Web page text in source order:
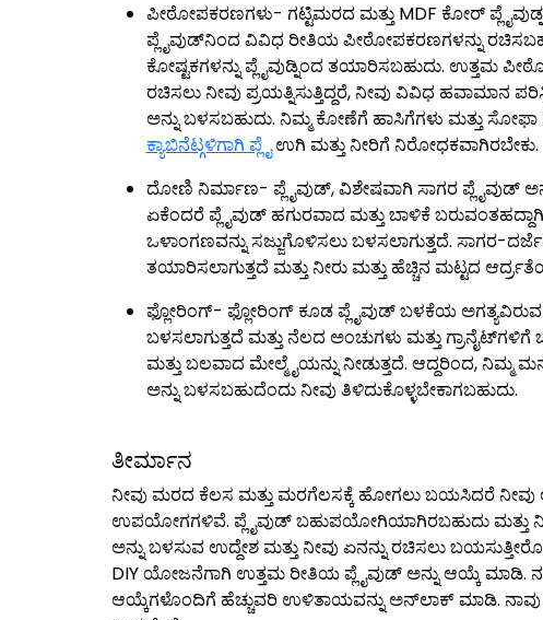
ಪೀಠೋಪಕರಣಗಳು- ಗಟ್ಟಿಮರದ ಮತ್ತು MDF ಕೋರ್
ಪ್ಲೈವುಡ್‌ನಿಂದ ವಿವಿಧ ರೀತಿಯ ಪೀಠೋಪಕರಣಗಳನ್ನು
ಕೋಷ್ಟಕಗಳನ್ನು ಪ್ಲೈವುಡ್ನಿಂದ ತಯಾರಿಸಬಹುದು. ಉತ್ತಮ
ರಚಿಸಲು ನೀವು ಪ್ರಯತ್ನಿಸುತ್ತಿದ್ದರೆ, ನೀವು ವಿವಿಧ ಹವಾಮಾನ
ಅನ್ನು ಬಳಸಬಹುದು. ನಿಮ್ಮ ಕೋಣೆಗೆ ಹಾಸಿಗೆಗಳು ಮತ್ತು
ಕ್ಯಾಬಿನೆಟ್ಗಳಿಗಾಗಿ ಪ್ಲೈಉಗಿ ಮತ್ತು ನೀರಿಗೆ ನಿರೋಧಕವಾಗಿರಬೇಕು.
ದೋಣಿ ನಿರ್ಮಾಣ- ಪ್ಲೈವುಡ್, ವಿಶೇಷವಾಗಿ ಸಾಗರ ಪ್ಲೈವುಡ್
ಏಕೆಂದರೆ ಪ್ಲೈವುಡ್ ಹಗುರವಾದ ಮತ್ತು ಬಾಳಿಕೆ
ಒಳಾಂಗಣವನ್ನು ಸಜ್ಜುಗೊಳಿಸಲು ಬಳಸಲಾಗುತ್ತದೆ.
ತಯಾರಿಸಲಾಗುತ್ತದೆ ಮತ್ತು ನೀರು ಮತ್ತು ಹೆಚ್ಚಿನ ಮಟ್ಟದ
ಫ್ಲೋರಿಂಗ್- ಫ್ಲೋರಿಂಗ್ ಕೂಡ ಪ್ಲೈವುಡ್ ಬಳಕೆಯ ಅಗತ್ಯವಿರುವ
ಬಳಸಲಾಗುತ್ತದೆ ಮತ್ತು ನೆಲದ ಅಂಚುಗಳು ಮತ್ತು
ಮತ್ತು ಬಲವಾದ ಮೇಲ್ಮೈಯನ್ನು ನೀಡುತ್ತದೆ. ಆದ್ದರಿಂದ, ನಿಮ್ಮ
ಅನ್ನು ಬಳಸಬಹುದೆಂದು ನೀವು ತಿಳಿದುಕೊಳ್ಳಬೇಕಾಗಬಹುದು.
ತೀರ್ಮಾನ
ನೀವು ಮರದ ಕೆಲಸ ಮತ್ತು ಮರಗೆಲಸಕ್ಕೆ ಹೋಗಲು ಬಯಸಿದರೆ ನೀವು
ಉಪಯೋಗಗಳಿವೆ. ಪ್ಲೈವುಡ್ ಬಹುಪಯೋಗಿಯಾಗಿರಬಹುದು ಮತ್ತು
ಅನ್ನು ಬಳಸುವ ಉದ್ದೇಶ ಮತ್ತು ನೀವು ಏನನ್ನು ರಚಿಸಲು
DIY ಯೋಜನೆಗಾಗಿ ಉತ್ತಮ ರೀತಿಯ ಪ್ಲೈವುಡ್ ಅನ್ನು ಆಯ್ಕೆ
ಆಯ್ಕೆಗಳೊಂದಿಗೆ ಹೆಚ್ಚುವರಿ ಉಳಿತಾಯವನ್ನು ಅನ್‌ಲಾಕ್ ಮಾಡಿ. ನಾವು